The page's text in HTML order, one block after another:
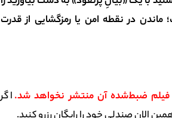
در نقطه امن یا رمزگشایی از قدرت
فیلم ضبط‌شده آن منتشر نخواهد شد.اگر